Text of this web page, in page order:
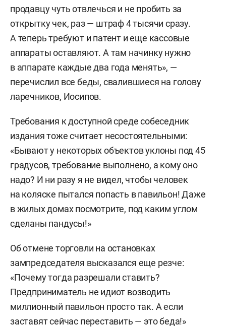
продавцу чуть отвлечься и не пробить за
открытку чек, раз — штраф 4 тысячи сразу.
А теперь требуют и патент и еще кассовые
аппараты оставляют. А там начинку нужно
в аппарате каждые два года менять», —
перечислил все беды, свалившиеся на голову
ларечников, Иосипов.
Требования к доступной среде собеседник
издания тоже считает несостоятельными:
«Бывают у некоторых объектов уклоны под 45
градусов, требование выполнено, а кому оно
надо? И ни разу я не видел, чтобы человек
на коляске пытался попасть в павильон! Даже
в жилых домах посмотрите, под каким углом
сделаны пандусы!»
Об отмене торговли на остановках
зампредседателя высказался еще резче:
«Почему тогда разрешали ставить?
Предприниматель не идиот возводить
миллионный павильон просто так. А если
заставят сейчас переставить — это беда!»